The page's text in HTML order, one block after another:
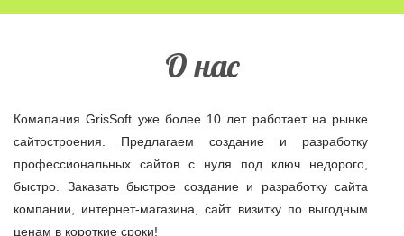
О нас
Комапания GrisSoft уже более 10 лет работает на рынке
сайтостроения. Предлагаем создание и разработку
профессиональных сайтов с нуля под ключ недорого,
быстро. Заказать быстрое создание и разработку сайта
компании, интернет-магазина, сайт визитку по выгодным
ценам в короткие сроки!